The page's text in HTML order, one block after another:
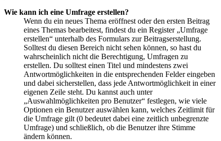
Wie kann ich eine Umfrage erstellen?
Wenn du ein neues Thema eröffnest oder den ersten Beitrag
eines Themas bearbeitest, findest du ein Register „Umfrage
erstellen“ unterhalb des Formulars zur Beitragserstellung.
Solltest du diesen Bereich nicht sehen können, so hast du
wahrscheinlich nicht die Berechtigung, Umfragen zu
erstellen. Du solltest einen Titel und mindestens zwei
Antwortmöglichkeiten in die entsprechenden Felder eingeben
und dabei sicherstellen, dass jede Antwortmöglichkeit in einer
eigenen Zeile steht. Du kannst auch unter
„Auswahlmöglichkeiten pro Benutzer“ festlegen, wie viele
Optionen ein Benutzer auswählen kann, welches Zeitlimit für
die Umfrage gilt (0 bedeutet dabei eine zeitlich unbegrenzte
Umfrage) und schließlich, ob die Benutzer ihre Stimme
ändern können.